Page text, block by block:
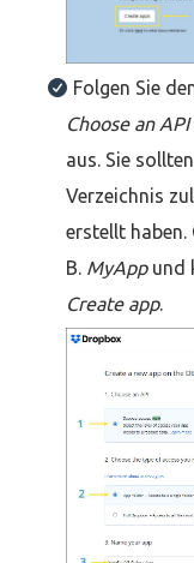
Folgen Sie
Choose an API
aus. Sie
Verzeichnis
erstellt haben.
B. MyAppund
Create app.